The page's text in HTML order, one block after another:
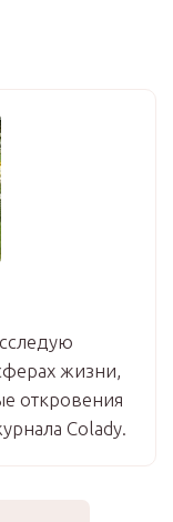
жизни,
откровения
Colady.